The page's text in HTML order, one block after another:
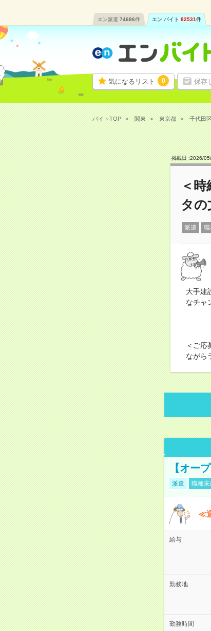
エン派遣 74686件 エン バイト 82531件
気になるリスト 0 保存
バイトTOP 関東 東京都 千代田
掲載日 :2026/05/
＜
タの
派遣 職
大手建
なチャ
＜ご応
ながら
【オー
派遣 職種
≪
給与
勤務地
勤務時間